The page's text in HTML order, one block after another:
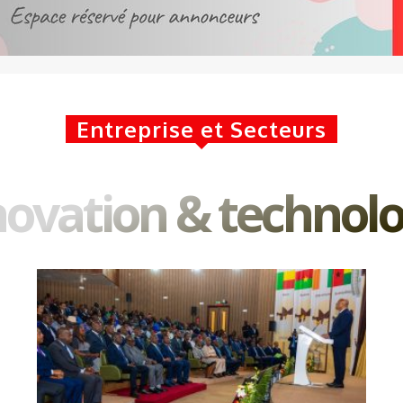
Entreprise et Secteurs
&